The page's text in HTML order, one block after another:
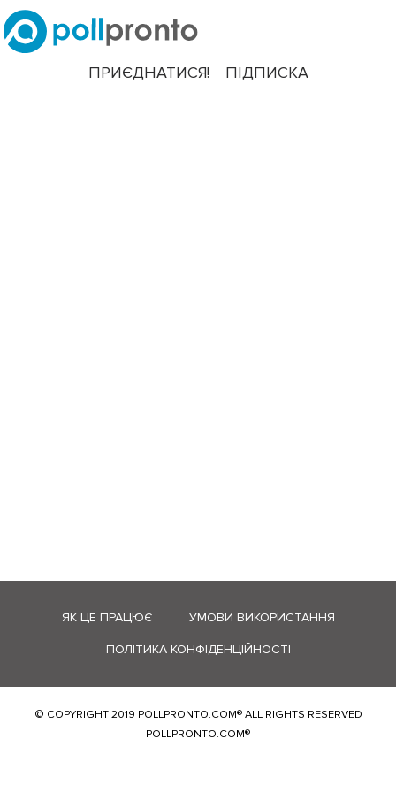
ПРИЄДНАТИСЯ! ПІДПИСКА
ЯК ЦЕ ПРАЦЮЄ УМОВИ ВИКОРИСТАННЯ
ПОЛІТИКА КОНФІДЕНЦІЙНОСТІ
© COPYRIGHT 2019 POLLPRONTO.COM® ALL RIGHTS RESERVED
POLLPRONTO.COM®